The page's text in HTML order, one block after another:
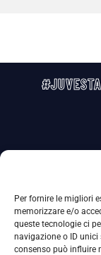
Per fornire le migliori
memorizzare e/o
queste tecnologie ci
navigazione o ID unici
consenso può influire
La Società ha nominato il